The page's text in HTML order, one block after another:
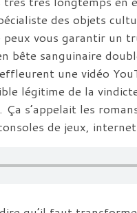
des objets
peux vous garantir un
bête sanguinaire
une vidéo
légitime de la
Ça s’appelait les
de jeux,